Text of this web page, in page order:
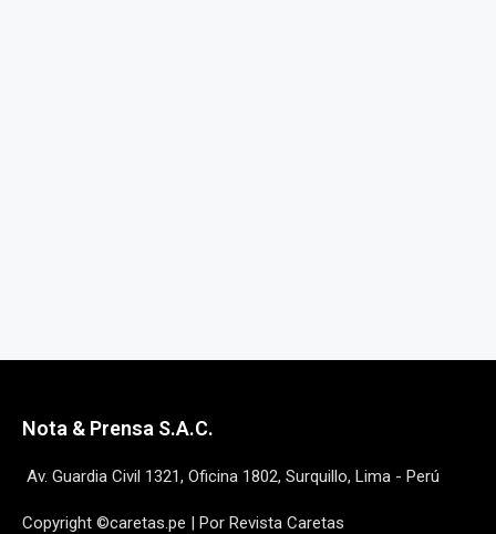
Nota & Prensa S.A.C.
Av. Guardia Civil 1321, Oficina 1802, Surquillo, Lima - Perú
Copyright ©caretas.pe | Por Revista Caretas